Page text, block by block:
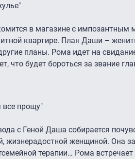
в магазине с импозантным
квартире. План Даши –
планы. Рома идет на
что будет бороться за звание
все прощу"
с Геной Даша собирается
жизнерадостной женщиной. Она
терапии… Рома